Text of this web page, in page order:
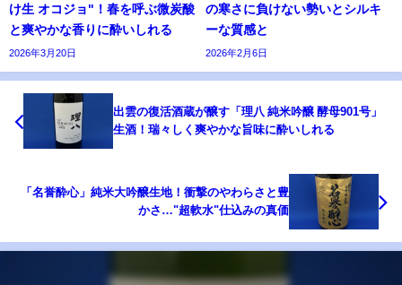
け生 オコジョ"！春を呼ぶ微炭酸
と爽やかな香りに酔いしれる
2026年3月20日
の寒さに負けない勢いとシルキ
ーな質感と
2026年2月6日
出雲の復活酒蔵が醸す「理八 純米吟醸 酵母901号」
生酒！瑞々しく爽やかな旨味に酔いしれる
「名誉酔心」純米大吟醸生地！衝撃のやわらさと豊
かさ…"超軟水"仕込みの真価